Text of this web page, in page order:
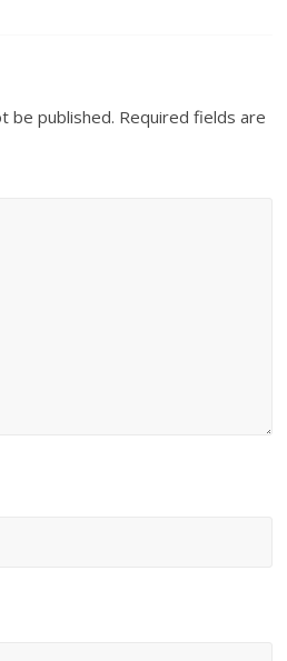
be published. Required fields are